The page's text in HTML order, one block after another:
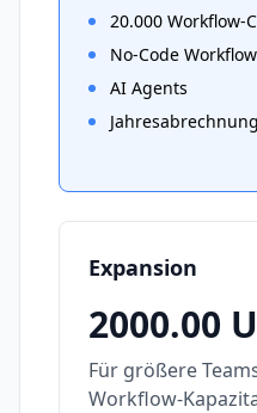
20.000 Workflow-
No-Code
AI Agents
Expansion
2000.00
Für größere
Workflow-